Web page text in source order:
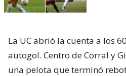
La UC abrió la cuenta a los
autogol. Centro de Corral y
una pelota que terminó